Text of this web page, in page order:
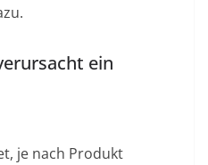
ein
je nach Produkt